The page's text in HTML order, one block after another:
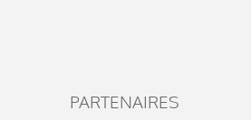
PARTENAIRES